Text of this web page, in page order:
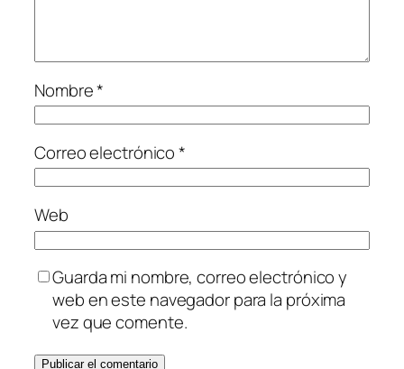
Nombre*
Correo electrónico*
Web
Guarda mi nombre, correo electrónico y
web en este navegador para la próxima
vez que comente.